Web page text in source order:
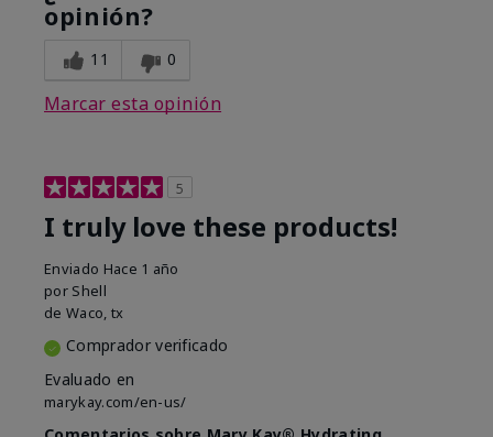
opinión?
11 0
Marcar esta opinión
5
I truly love these products!
Enviado Hace 1 año
por Shell
de Waco, tx
Comprador verificado
Evaluado en
marykay.com/en-us/